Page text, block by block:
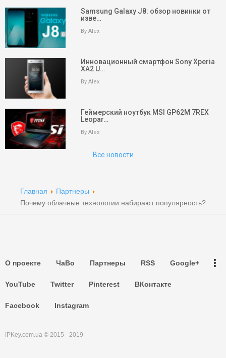
Samsung Galaxy J8: обзор новинки от
изве…
By Alex
Инновационный смартфон Sony Xperia
XA2 U…
By Alex
Геймерский ноутбук MSI GP62M 7REX
Leopar…
By Alex
Все новости
Главная
Партнеры
Почему облачные технологии набирают популярность?
О проекте ЧаВо Партнеры RSS Google+
YouTube Twitter Pinterest ВКонтакте
Facebook Instagram
more_vert
На главную
Партнеры
Партнеры
Партнеры
IPKey.com.ua © 2015 - 2019